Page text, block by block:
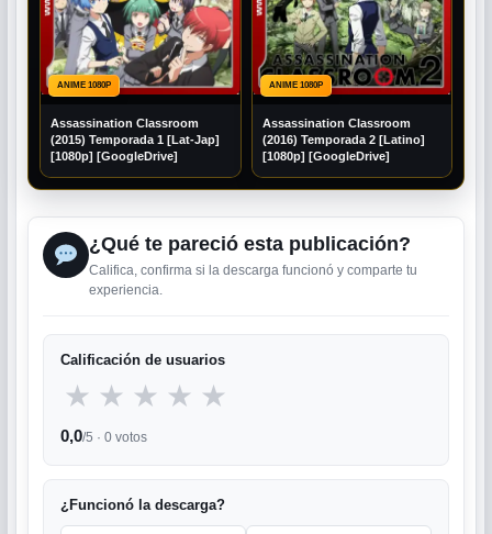
ANIME 1080P
Assassination Classroom
(2015) Temporada 1 [Lat-Jap]
[1080p] [GoogleDrive]
ANIME 1080P
Assassination Classroom
(2016) Temporada 2 [Latino]
[1080p] [GoogleDrive]
¿Qué te pareció esta publicación?
Califica, confirma si la descarga funcionó y comparte tu
experiencia.
Calificación de usuarios
★ ★ ★ ★ ★
0,0/5 · 0 votos
¿Funcionó la descarga?